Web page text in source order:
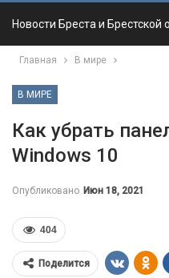
Новости Бреста и Брестской
Главная В мире
В МИРЕ
Как убрать
Windows 10
Опубликовано Июн 18, 2021
404
Поделится